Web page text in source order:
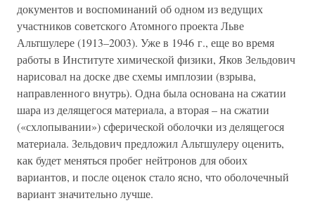
документов и воспоминаний об одном из ведущих
участников советского Атомного проекта Льве
Альтшулере (1913–2003). Уже в 1946 г., еще во время
работы в Институте химической физики, Яков Зельдович
нарисовал на доске две схемы имплозии (взрыва,
направленного внутрь). Одна была основана на сжатии
шара из делящегося материала, а вторая – на сжатии
(«схлопывании») сферической оболочки из делящегося
материала. Зельдович предложил Альтшулеру оценить,
как будет меняться пробег нейтронов для обоих
вариантов, и после оценок стало ясно, что оболочечный
вариант значительно лучше.